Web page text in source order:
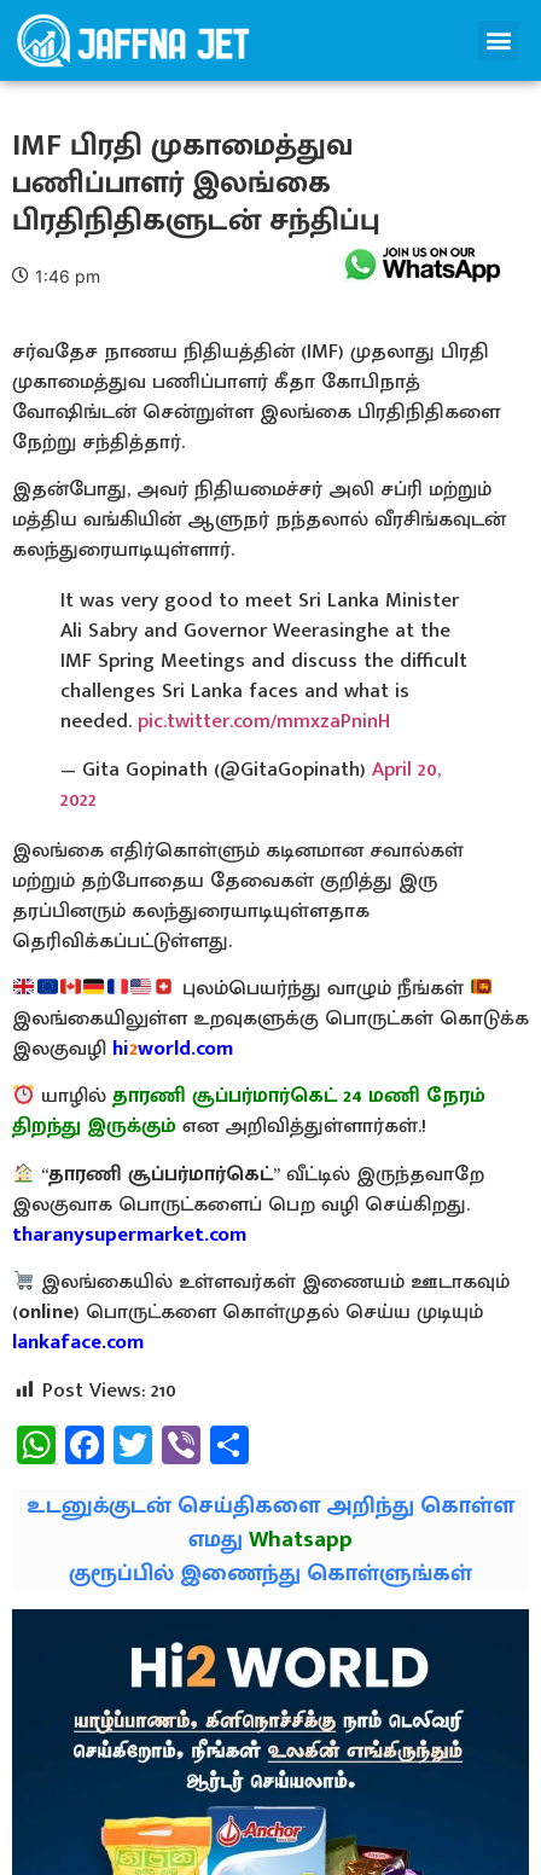
IMF பிரதி முகாமைத்துவ
பணிப்பாளர் இலங்கை
பிரதிநிதிகளுடன் சந்திப்பு
1:46 pm
சர்வதேச நாணய நிதியத்தின் (IMF) முதலாது பிரதி
முகாமைத்துவ பணிப்பாளர் கீதா கோபிநாத்
வோஷிங்டன் சென்றுள்ள இலங்கை பிரதிநிதிகளை
நேற்று சந்தித்தார்.
இதன்போது, அவர் நிதியமைச்சர் அலி சப்ரி மற்றும்
மத்திய வங்கியின் ஆளுநர் நந்தலால் வீரசிங்கவுடன்
கலந்துரையாடியுள்ளார்.
It was very good to meet Sri Lanka Minister
Ali Sabry and Governor Weerasinghe at the
IMF Spring Meetings and discuss the difficult
challenges Sri Lanka faces and what is
needed. pic.twitter.com/mmxzaPninH
— Gita Gopinath (@GitaGopinath) April 20,
2022
இலங்கை எதிர்கொள்ளும் கடினமான சவால்கள்
மற்றும் தற்போதைய தேவைகள் குறித்து இரு
தரப்பினரும் கலந்துரையாடியுள்ளதாக
தெரிவிக்கப்பட்டுள்ளது.
புலம்பெயர்ந்து வாழும் நீங்கள்
இலங்கையிலுள்ள உறவுகளுக்கு பொருட்கள் கொடுக்க
இலகுவழி hi2world.com
யாழில்தாரணி சூப்பர்மார்கெட் 24 மணி நேரம்
திறந்து இருக்கும்என அறிவித்துள்ளார்கள்.!
“தாரணி சூப்பர்மார்கெட்” வீட்டில் இருந்தவாறே
இலகுவாக பொருட்களைப் பெற வழி செய்கிறது.
tharanysupermarket.com
இலங்கையில் உள்ளவர்கள் இணையம் ஊடாகவும்
(online) பொருட்களை கொள்முதல் செய்ய முடியும்
lankaface.com
Post Views:210
WhatsApp
Facebook
Twitter
Viber
உடனுக்குடன் செய்திகளை அறிந்து கொள்ள
எமதுWhatsapp
குரூப்பில் இணைந்து கொள்ளுங்கள்